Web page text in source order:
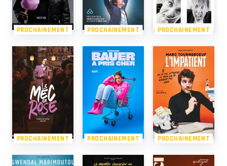
PROCHAINEMENT PROCHAINEMENT PROCHAINEMENT
PROCHAINEMENT PROCHAINEMENT PROCHAINEMENT